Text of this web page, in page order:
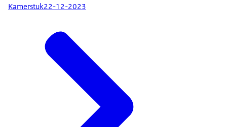
Kamerstuk22-12-2023